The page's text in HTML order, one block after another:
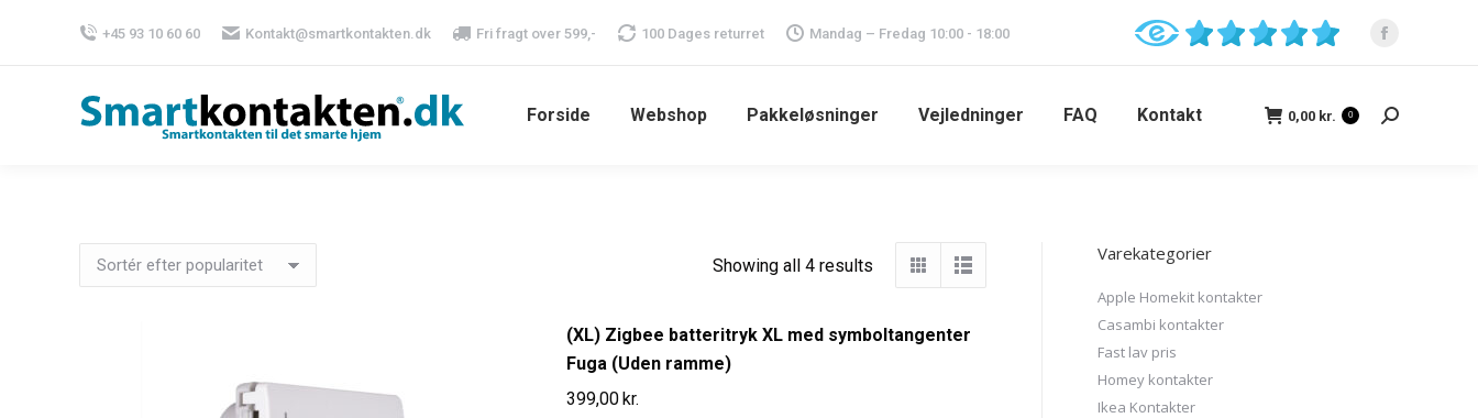
+45 93 10 60 60 Kontakt@smartkontakten.dk Fri fragt over 599,- 100 Dages returret Mandag – Fredag 10:00 - 18:00
Forside Webshop Pakkeløsninger Vejledninger FAQ Kontakt 0,00 kr. 0
Showing all 4 results
(XL) Zigbee batteritryk XL med symboltangenter
Fuga (Uden ramme)
399,00kr.
Varekategorier
Apple Homekit kontakter
Casambi kontakter
Fast lav pris
Homey kontakter
Ikea Kontakter